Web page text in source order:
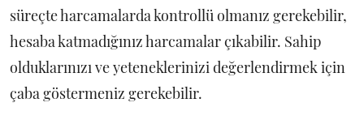
süreçte harcamalarda kontrollü olmanız gerekebilir,
hesaba katmadığınız harcamalar çıkabilir. Sahip
olduklarınızı ve yeteneklerinizi değerlendirmek için
çaba göstermeniz gerekebilir.